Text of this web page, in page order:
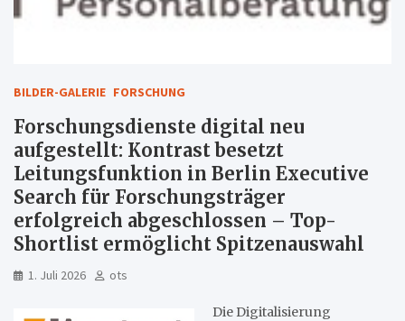
BILDER-GALERIE FORSCHUNG
Forschungsdienste digital neu
aufgestellt: Kontrast besetzt
Leitungsfunktion in Berlin Executive
Search für Forschungsträger
erfolgreich abgeschlossen – Top-
Shortlist ermöglicht Spitzenauswahl
1. Juli 2026 ots
Die Digitalisierung